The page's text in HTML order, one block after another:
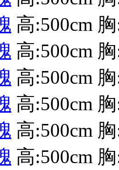
高:500cm
高:500cm
高:500cm
高:500cm
高:500cm
高:500cm